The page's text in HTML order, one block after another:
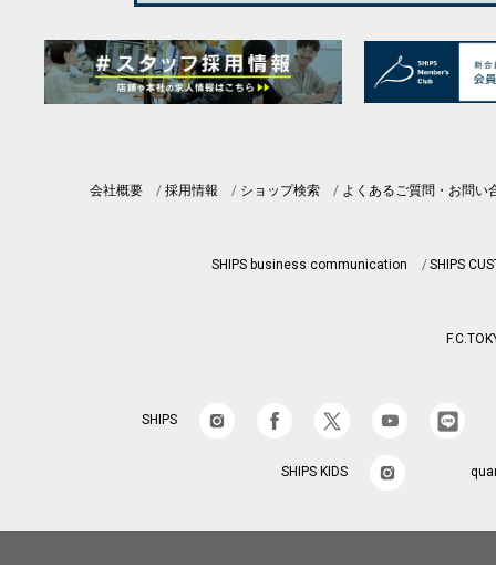
会社概要 採用情報 ショップ検索 よくあるご質問・お問い
SHIPS business communication SHIPS
SHIPS
SHIPS KIDS